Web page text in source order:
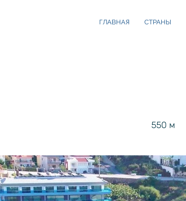
ГЛАВНАЯ СТРАНЫ
550 м